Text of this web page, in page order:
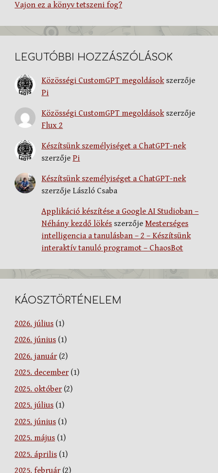
Vajon ez a könyv tetszeni fog?
LEGUTÓBBI HOZZÁSZÓLÁSOK
Közösségi CustomGPT megoldásokszerzője
Pi
Közösségi CustomGPT megoldásokszerzője
Flux 2
Készítsünk személyiséget a ChatGPT-nek
szerzője Pi
Készítsünk személyiséget a ChatGPT-nek
szerzője László Csaba
Applikáció készítése a Google AI Studioban –
Néhány kezdő lökés szerzőjeMesterséges
intelligencia a tanulásban – 2 – Készítsünk
interaktív tanuló programot – ChaosBot
KÁOSZTÖRTÉNELEM
2026. július (1)
2026. június (1)
2026. január(2)
2025. december(1)
2025. október(2)
2025. július (1)
2025. június (1)
2025. május (1)
2025. április (1)
2025. február(2)